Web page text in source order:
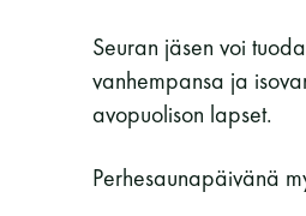
Seuran jäsen voi
vanhempansa ja
avopuolison lapset.
Perhesaunapäivänä